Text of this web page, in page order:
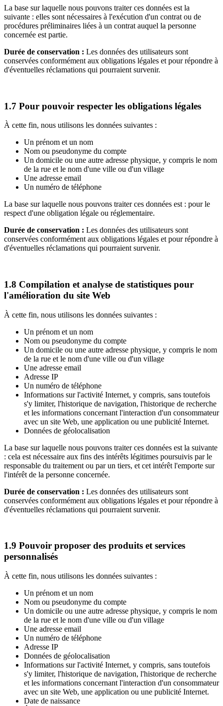
La base sur laquelle nous pouvons traiter ces données est la
suivante : elles sont nécessaires à l'exécution d'un contrat ou de
procédures préliminaires liées à un contrat auquel la personne
concernée est partie.
Durée de conservation : Les données des utilisateurs sont
conservées conformément aux obligations légales et pour répondre à
d'éventuelles réclamations qui pourraient survenir.
1.7 Pour pouvoir respecter les obligations légales
À cette fin, nous utilisons les données suivantes :
Un prénom et un nom
Nom ou pseudonyme du compte
Un domicile ou une autre adresse physique, y compris le nom
de la rue et le nom d'une ville ou d'un village
Une adresse email
Un numéro de téléphone
La base sur laquelle nous pouvons traiter ces données est : pour le
respect d'une obligation légale ou réglementaire.
Durée de conservation : Les données des utilisateurs sont
conservées conformément aux obligations légales et pour répondre à
d'éventuelles réclamations qui pourraient survenir.
1.8 Compilation et analyse de statistiques pour
l'amélioration du site Web
À cette fin, nous utilisons les données suivantes :
Un prénom et un nom
Nom ou pseudonyme du compte
Un domicile ou une autre adresse physique, y compris le nom
de la rue et le nom d'une ville ou d'un village
Une adresse email
Adresse IP
Un numéro de téléphone
Informations sur l'activité Internet, y compris, sans toutefois
s'y limiter, l'historique de navigation, l'historique de recherche
et les informations concernant l'interaction d'un consommateur
avec un site Web, une application ou une publicité Internet.
Données de géolocalisation
La base sur laquelle nous pouvons traiter ces données est la suivante
: cela est nécessaire aux fins des intérêts légitimes poursuivis par le
responsable du traitement ou par un tiers, et cet intérêt l'emporte sur
l'intérêt de la personne concernée.
Durée de conservation : Les données des utilisateurs sont
conservées conformément aux obligations légales et pour répondre à
d'éventuelles réclamations qui pourraient survenir.
1.9 Pouvoir proposer des produits et services
personnalisés
À cette fin, nous utilisons les données suivantes :
Un prénom et un nom
Nom ou pseudonyme du compte
Un domicile ou une autre adresse physique, y compris le nom
de la rue et le nom d'une ville ou d'un village
Une adresse email
Un numéro de téléphone
Adresse IP
Données de géolocalisation
Informations sur l'activité Internet, y compris, sans toutefois
s'y limiter, l'historique de navigation, l'historique de recherche
et les informations concernant l'interaction d'un consommateur
avec un site Web, une application ou une publicité Internet.
Date de naissance